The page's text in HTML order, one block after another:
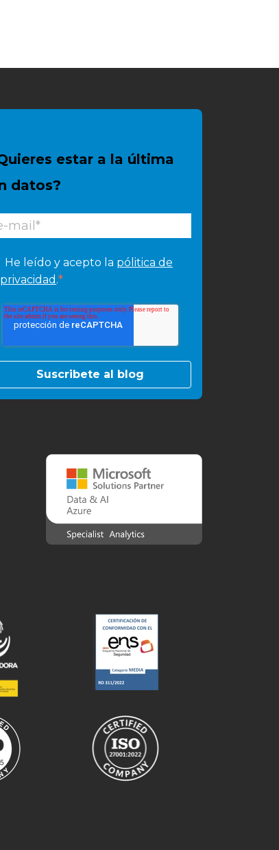
estar a la última
datos?
He leído y acepto la pólitica de
privacidad .*